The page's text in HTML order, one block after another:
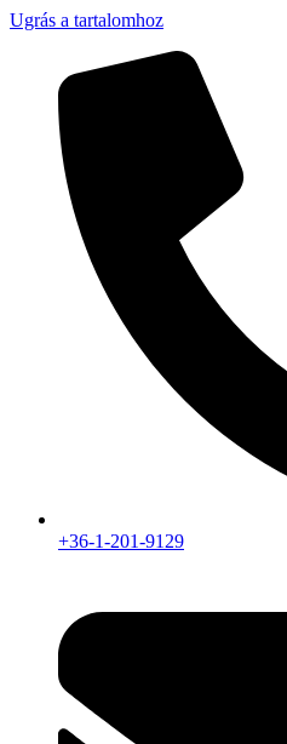
Ugrás a tartalomhoz
+36-1-201-9129